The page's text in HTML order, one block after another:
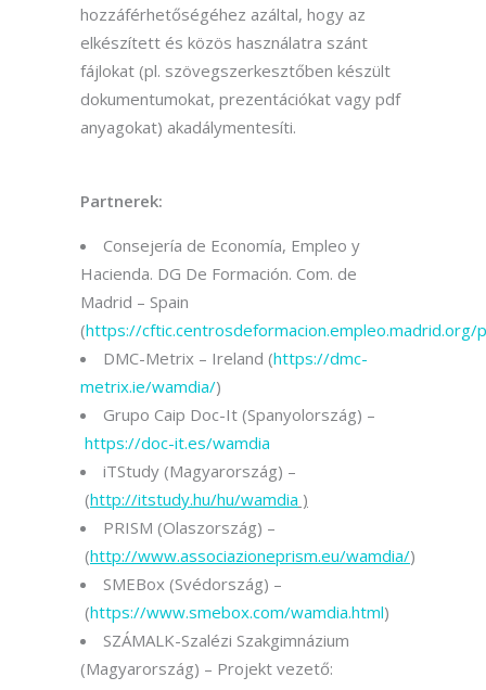
hozzáférhetőségéhez azáltal, hogy az
elkészített és közös használatra szánt
fájlokat (pl. szövegszerkesztőben készült
dokumentumokat, prezentációkat vagy pdf
anyagokat) akadálymentesíti.
Partnerek:
Consejería de Economía, Empleo y
Hacienda. DG De Formación. Com. de
Madrid – Spain
(https://cftic.centrosdeformacion.empleo.madrid.org/
DMC-Metrix – Ireland (https://dmc-
metrix.ie/wamdia/)
Grupo Caip Doc-It (Spanyolország) –
https://doc-it.es/wamdia
iTStudy (Magyarország) –
(http://itstudy.hu/hu/wamdia )
PRISM (Olaszország) –
(http://www.associazioneprism.eu/wamdia/)
SMEBox (Svédország) –
(https://www.smebox.com/wamdia.html)
SZÁMALK-Szalézi Szakgimnázium
(Magyarország) – Projekt vezető: